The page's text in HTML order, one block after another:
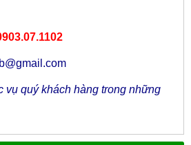
vụ quý khách hàng trong những